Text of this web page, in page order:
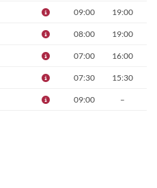
09:00 19:00
08:00 19:00
07:00 16:00
07:30 15:30
09:00 –